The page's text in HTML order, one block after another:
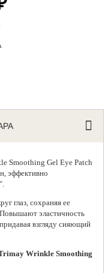
Smoothing Gel Eye Patch
эффективно
глаз, сохраняя ее
эластичность
взгляду сияющий
Wrinkle Smoothing